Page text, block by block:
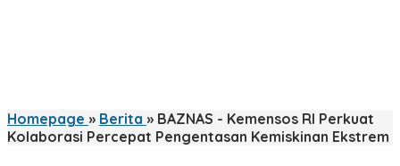
Homepage » Berita » BAZNAS - Kemensos RI Perkuat
Kolaborasi Percepat Pengentasan Kemiskinan Ekstrem